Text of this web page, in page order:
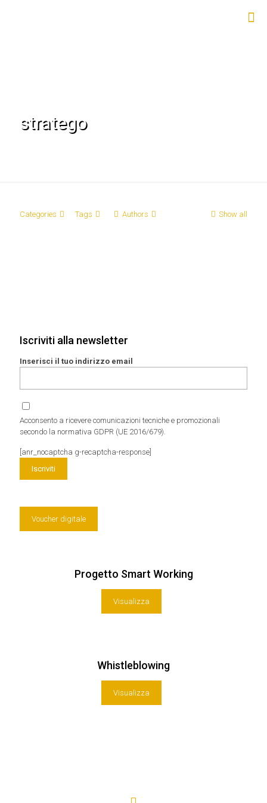
stratego
Categories Tags Authors Show all
Iscriviti alla newsletter
Inserisci il tuo indirizzo email
Acconsento a ricevere comunicazioni tecniche e promozionali
secondo la normativa GDPR (UE 2016/679).
[anr_nocaptcha g-recaptcha-response]
Voucher digitale
Progetto Smart Working
Visualizza
Whistleblowing
Visualizza